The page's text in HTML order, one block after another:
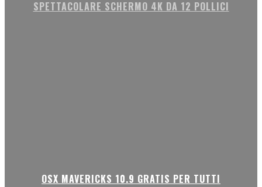
SPETTACOLARE SCHERMO 4K DA 12 POLLICI
OSX MAVERICKS 10.9 GRATIS PER TUTTI